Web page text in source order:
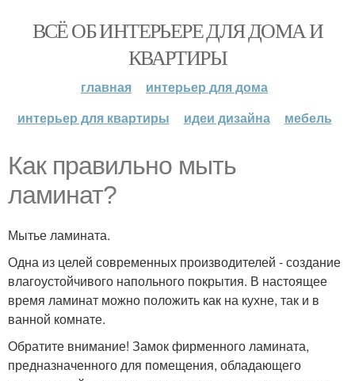
ВСЁ ОБ ИНТЕРЬЕРЕ ДЛЯ ДОМА И
КВАРТИРЫ
главная
интерьер для дома
интерьер для квартиры
идеи дизайна мебель
Как правильно мыть
ламинат?
Мытье ламината.
Одна из целей современных производителей - создание
влагоустойчивого напольного покрытия. В настоящее
время ламинат можно положить как на кухне, так и в
ванной комнате.
Обратите внимание! Замок фирменного ламината,
предназначенного для помещения, обладающего